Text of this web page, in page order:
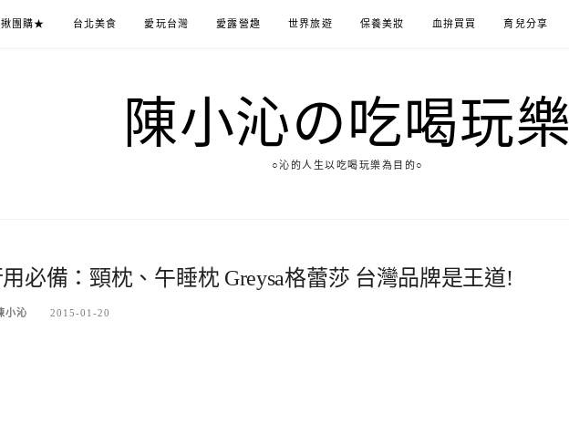
團購★ 台北美食 愛玩台灣 愛露營趣 世界旅遊 保養美妝 血拚買買 育兒分享
陳小沁の吃喝玩樂
○沁的人生以吃喝玩樂為目的○
用必備：頸枕、午睡枕 Greysa格蕾莎 台灣品牌是王道!
小沁 2015-01-20